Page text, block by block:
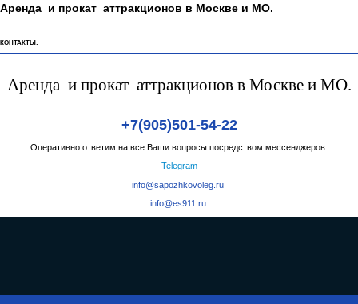
Аренда и прокат аттракционов в Москве и МО.
КОНТАКТЫ:
Аренда и прокат аттракционов в Москве и МО.
+7(905)501-54-22
Оперативно ответим на все Ваши вопросы посредством мессенджеров:
Telegram
info@sapozhkovoleg.ru
info@es911.ru